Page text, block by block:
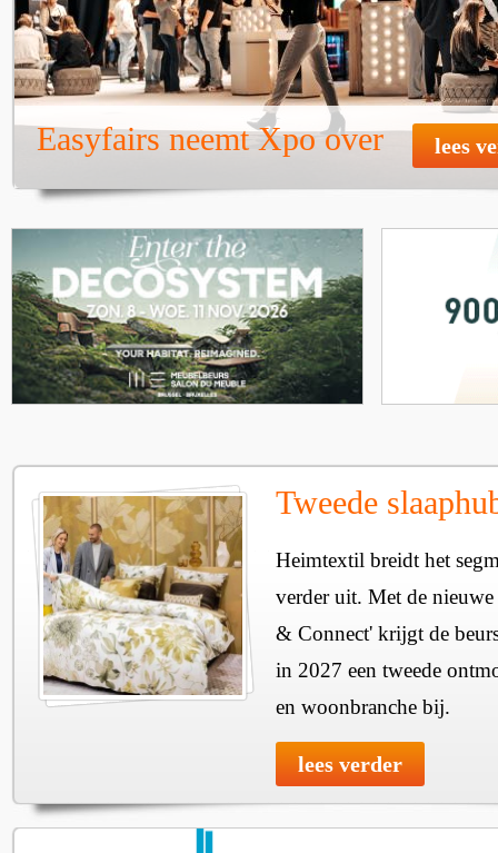
Easyfairs neemt Xpo over lees
Tweede
Heimtextil breidt het
verder uit. Met de
& Connect' krijgt de
in 2027 een tweede
en woonbranche bij.
lees verder